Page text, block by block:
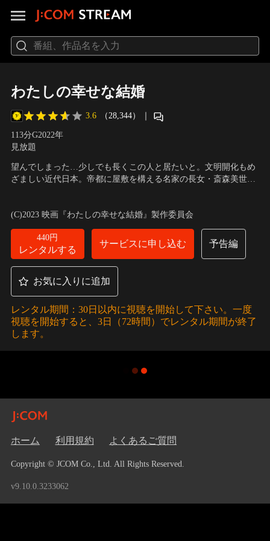
わたしの幸せな結婚
3.6 （28,344） ｜
113分G2022年
見放題
望んでしまった…少しでも長くこの人と居たいと。文明開化もめ
ざましい近代日本。帝都に屋敷を構える名家の長女・斎森美世は
に命じられたのは、美しくも冷酷な軍人・久堂清霞との政略結婚
だった。
(C)2023 映画『わたしの幸せな結婚』製作委員会
440円
レンタルする
サービスに申し込む 予告編
お気に入りに追加
レンタル期間：30日以内に視聴を開始して下さい。一度
視聴を開始すると、3日（72時間）でレンタル期間が終了
します。
ホーム 利用規約 よくあるご質問
Copyright © JCOM Co., Ltd. All Rights Reserved.
v9.10.0.3233062